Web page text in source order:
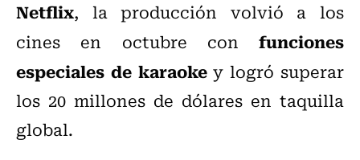
Netflix, la producción volvió a los
cines en octubre con funciones
especiales de karaokey logró superar
los 20 millones de dólares en taquilla
global.